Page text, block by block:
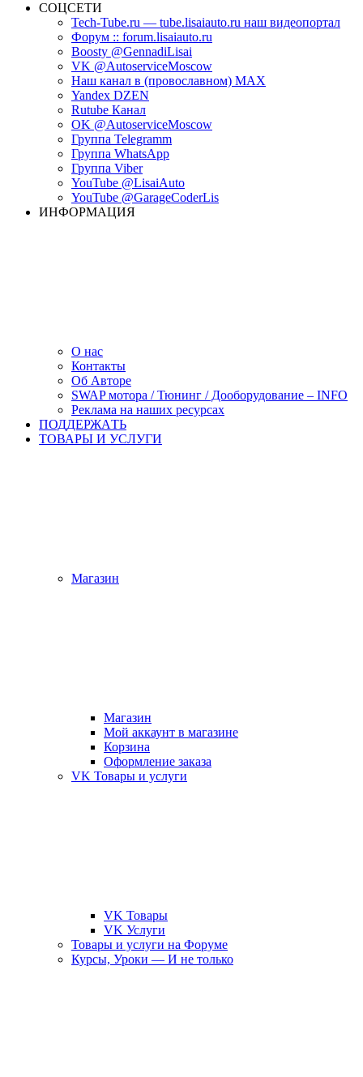
СОЦСЕТИ
Tech-Tube.ru — tube.lisaiauto.ru наш видеопортал
Форум :: forum.lisaiauto.ru
Boosty @GennadiLisai
VK @AutoserviceMoscow
Наш канал в (провославном) MAX
Yandex DZEN
Rutube Канал
OK @AutoserviceMoscow
Группа Telegramm
Группа WhatsApp
Группа Viber
YouTube @LisaiAuto
YouTube @GarageCoderLis
ИНФОРМАЦИЯ
О нас
Контакты
Об Авторе
SWAP мотора / Тюнинг / Дооборудование – INFO
Реклама на наших ресурсах
ПОДДЕРЖАTЬ
ТОВАРЫ И УСЛУГИ
Магазин
Магазин
Мой аккаунт в магазине
Корзина
Оформление заказа
VK Товары и услуги
VK Товары
VK Услуги
Товары и услуги на Форуме
Курсы, Уроки — И не только